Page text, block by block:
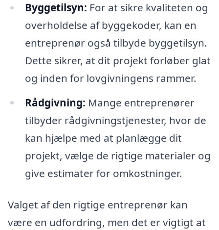
Byggetilsyn: For at sikre kvaliteten og
overholdelse af byggekoder, kan en
entreprenør også tilbyde byggetilsyn.
Dette sikrer, at dit projekt forløber glat
og inden for lovgivningens rammer.
Rådgivning: Mange entreprenører
tilbyder rådgivningstjenester, hvor de
kan hjælpe med at planlægge dit
projekt, vælge de rigtige materialer og
give estimater for omkostninger.
Valget af den rigtige entreprenør kan
være en udfordring, men det er vigtigt at